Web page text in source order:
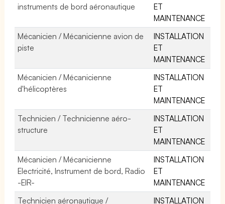
instruments de bord aéronautique
ET
MAINTENANCE
Mécanicien / Mécanicienne avion de
piste
INSTALLATION
ET
MAINTENANCE
Mécanicien / Mécanicienne
d'hélicoptères
INSTALLATION
ET
MAINTENANCE
Technicien / Technicienne aéro-
structure
INSTALLATION
ET
MAINTENANCE
Mécanicien / Mécanicienne
Electricité, Instrument de bord, Radio
-EIR-
INSTALLATION
ET
MAINTENANCE
Technicien aéronautique /
INSTALLATION